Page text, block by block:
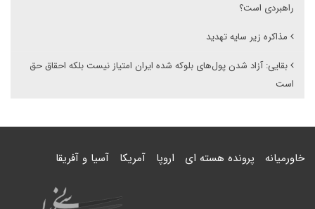
راهبردی است؟
مذاکره زیر سایه تهدید
بقایی: آزاد شدن پول‌های بلوکه شده ایران امتیاز نیست بلکه احقاق حق
است
خاورمیانه پرونده هسته ای اروپا آمریکا آسیا و آفریقا